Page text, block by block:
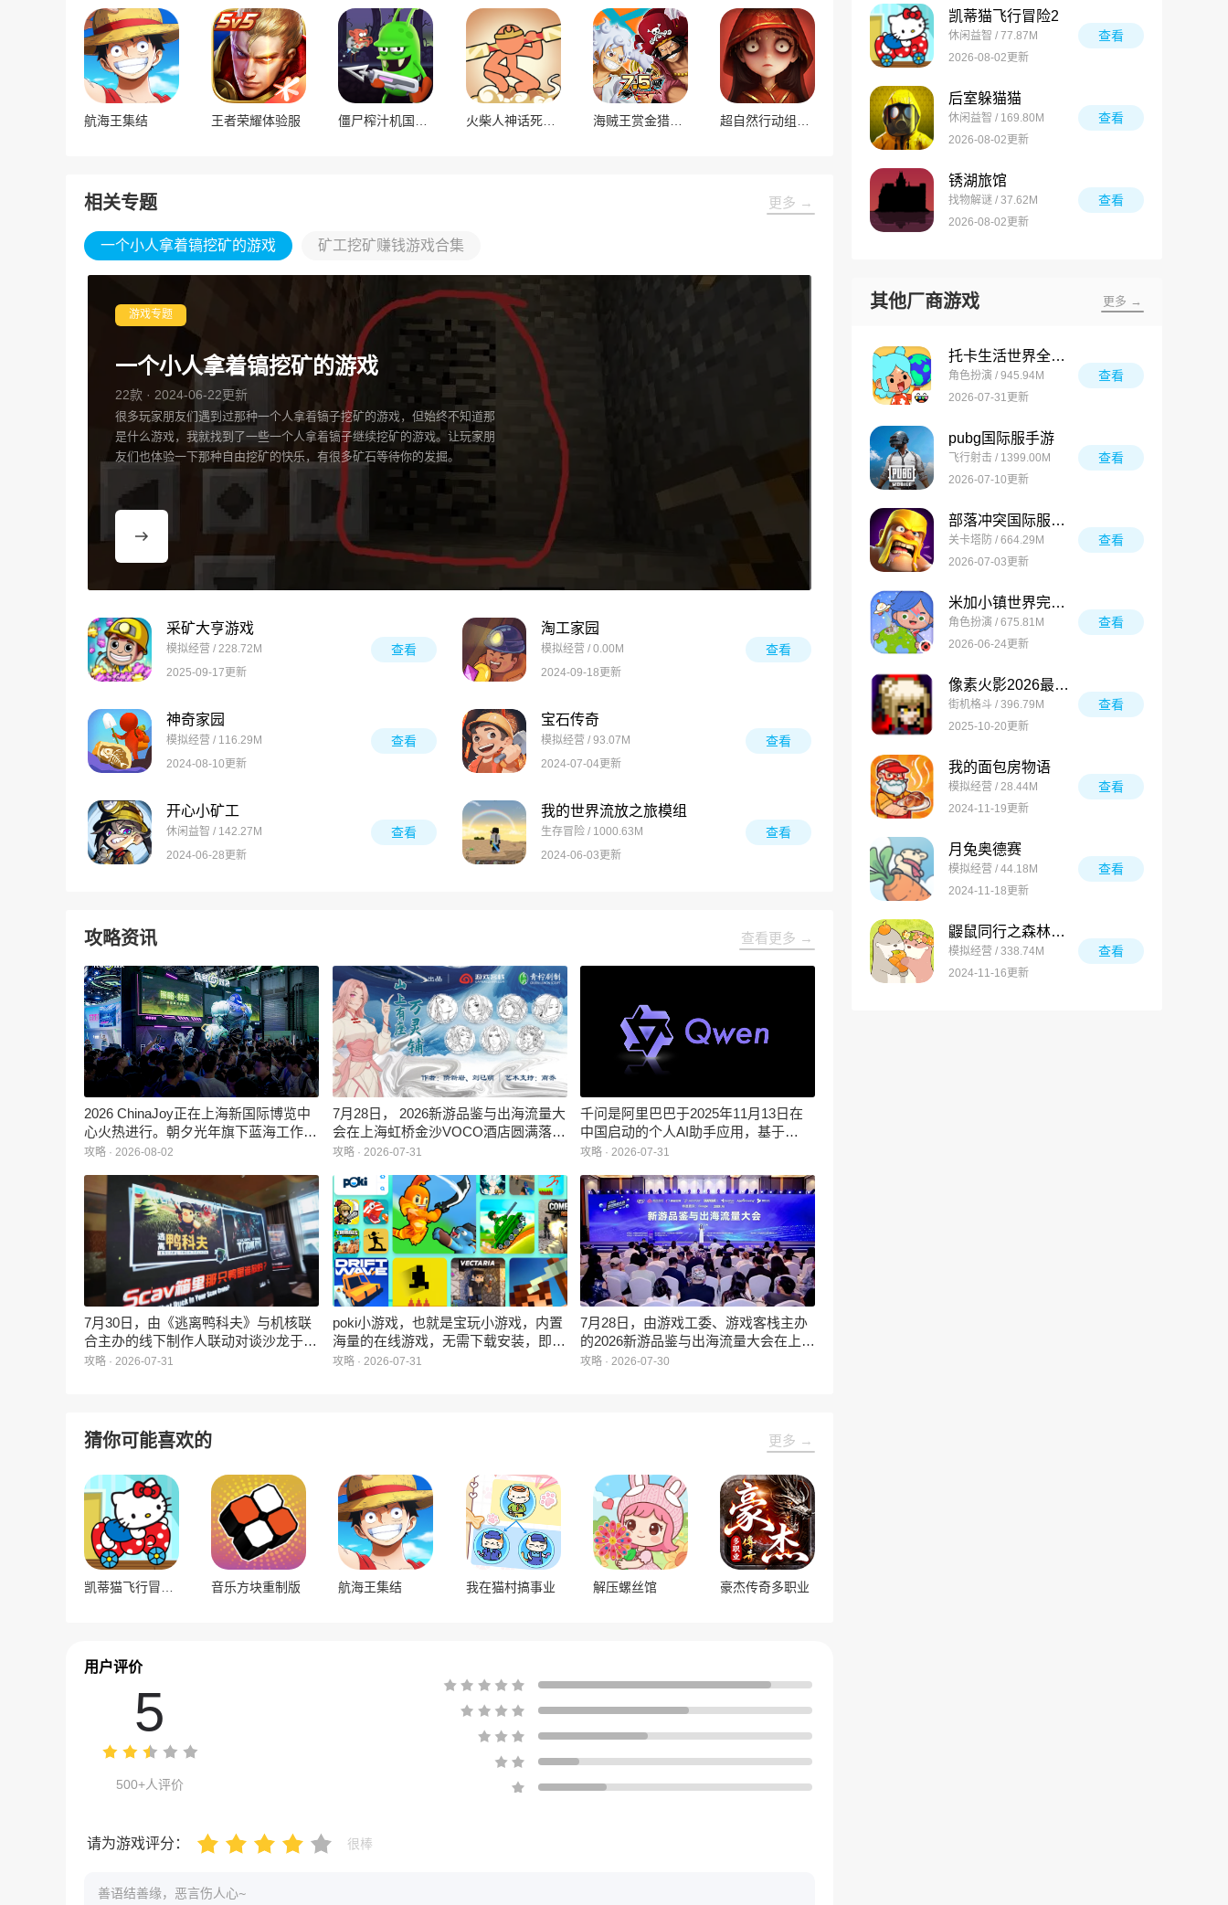
航海王集结 王者荣耀体验服 火柴人神话死亡阴影 海贼王赏金猎人国际服
相关专题 更多 →
一个小人拿着镐挖矿的游戏 矿工挖矿赚钱游戏合集
游戏专题
一个小人拿着镐挖矿的游戏
22款 · 2024-06-22更新
很多玩家朋友们遇到过那种一个人拿着镐子挖矿的游戏，但始终不知道那
是什么游戏，我就找到了一些一个人拿着镐子继续挖矿的游戏。让玩家朋
友们也体验一下那种自由挖矿的快乐，有很多矿石等待你的发掘。
采矿大亨游戏
模拟经营 / 228.72M
2025-09-17更新
查看
淘工家园
模拟经营 / 0.00M
2024-09-18更新
查看
神奇家园
模拟经营 / 116.29M
2024-08-10更新
查看
宝石传奇
模拟经营 / 93.07M
2024-07-04更新
查看
开心小矿工
休闲益智 / 142.27M
2024-06-28更新
查看
我的世界流放之旅模组
生存冒险 / 1000.63M
2024-06-03更新
查看
攻略资讯 查看更多 →
2026 ChinaJoy正在上海新国际博览中
心火热进行。朝夕光年旗下蓝海工作室
携多英雄策略射击手游《代号：对决》
08展位，展会期间凭借鲜明的未来都市
异能风格与快节奏的对战体验，吸引了
大量玩家驻足。试玩区排队不断，舞台
区域互动热烈。
攻略 · 2026-08-02
7月28日， 2026新游品鉴与出海流量大
会在上海虹桥金沙VOCO酒店圆满落
幕。大会以AI重构游戏出海为核心议
台、数据分析等领域的行业领袖，共探
AI时代游戏出海的新路径与新机遇。
攻略 · 2026-07-31
千问是阿里巴巴于2025年11月13日在
中国启动的个人AI助手应用，基于
Qwen大模型开发，推出全新实时翻译
优质知识源，更擅长专业领域问答；答
案结构化呈现，主动推荐图表、视频辅
助理解。为大家带来的是千问网页版入
口，可以选择性使用。
攻略 · 2026-07-31
7月30日，由《逃离鸭科夫》与机核联
合主办的线下制作人联动对谈沙龙于上
海顺利举办。
攻略 · 2026-07-31
poki小游戏，也就是宝玩小游戏，内置
海量的在线游戏，无需下载安装，即点
即玩，涵盖了休闲益智、动作冒险、角
攻略 · 2026-07-31
7月28日，由游戏工委、游戏客栈主办
的2026新游品鉴与出海流量大会在上海
虹桥金沙VOCO酒店圆满落幕。大会以
攻略 · 2026-07-30
猜你可能喜欢的 更多 →
音乐方块重制版 航海王集结 我在猫村搞事业 解压螺丝馆 豪杰传奇多职业
用户评价
5
500+人评价
请为游戏评分： 很棒
凯蒂猫飞行冒险2
休闲益智 / 77.87M
2026-08-02更新
查看
后室躲猫猫
休闲益智 / 169.80M
2026-08-02更新
查看
锈湖旅馆
找物解谜 / 37.62M
2026-08-02更新
查看
其他厂商游戏 更多 →
托卡生活世界全解锁版
角色扮演 / 945.94M
2026-07-31更新
查看
pubg国际服手游
飞行射击 / 1399.00M
2026-07-10更新
查看
部落冲突国际服最新版
关卡塔防 / 664.29M
2026-07-03更新
查看
米加小镇世界完整版
角色扮演 / 675.81M
2026-06-24更新
查看
像素火影2026最新版
街机格斗 / 396.79M
2025-10-20更新
查看
我的面包房物语
模拟经营 / 28.44M
2024-11-19更新
查看
月兔奥德赛
模拟经营 / 44.18M
2024-11-18更新
查看
鼹鼠同行之森林之家万圣节版
模拟经营 / 338.74M
2024-11-16更新
查看